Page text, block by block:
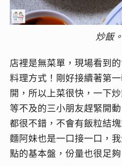
炒飯。
店裡是無菜單，現場看到
料理方式！剛好接續著第
開，所以上菜很快，一下
等不及的三小朋友趕緊開
都很不錯，不會有飯粒結
麵阿妹也是一口接一口，
點的基本盤，份量也很足夠